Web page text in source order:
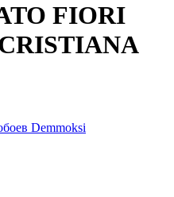
FIORI
Demmoksi